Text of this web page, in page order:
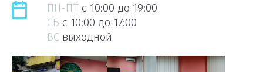
ПН-ПТ c 10:00 до 19:00
СБ c 10:00 до 17:00
ВС выходной